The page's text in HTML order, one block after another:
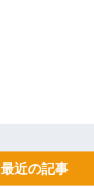
最近の記事